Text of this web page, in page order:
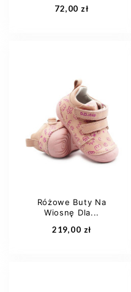
72,00 zł
28
29
30
31
Dodaj do koszyka
Różowe Buty Na
Wiosnę Dla...
219,00 zł